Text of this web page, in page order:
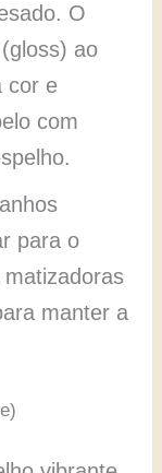
O
ao
cor e
com
para o
manter a